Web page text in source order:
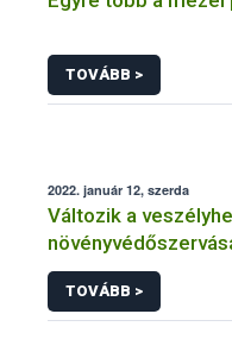
TOVÁBB >
2022. január 12, szerda
Változik a
kapcsolatos
TOVÁBB >